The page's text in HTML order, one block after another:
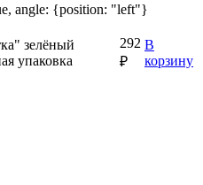
angle: {position: "left"}
зелёный
упаковка
292
₽
В
корзину